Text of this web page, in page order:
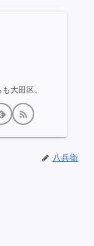
大田区。
八兵衛